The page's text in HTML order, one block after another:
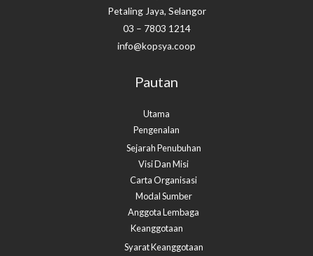
Petaling Jaya, Selangor
03 – 7803 1214
info@kopsya.coop
Pautan
Utama
Pengenalan
Sejarah Penubuhan
Visi Dan Misi
Carta Organisasi
Modal Sumber
Anggota Lembaga
Keanggotaan
Syarat Keanggotaan